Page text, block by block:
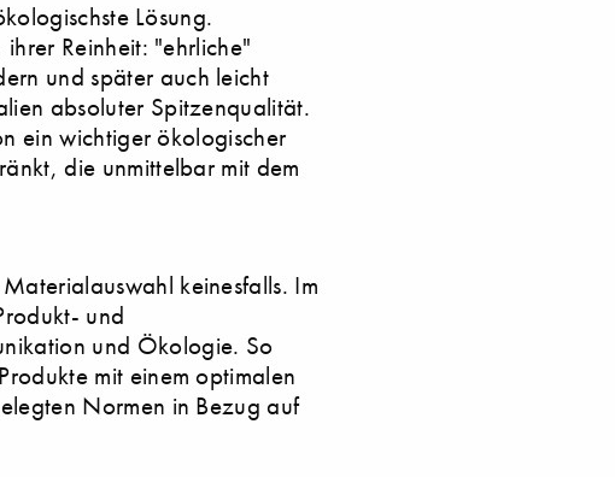
Lösung.
Reinheit: "ehrliche"
und später auch leicht
absoluter Spitzenqualität.
ein wichtiger ökologischer
die unmittelbar mit dem
keinesfalls. Im
und
und Ökologie. So
mit einem optimalen
Normen in Bezug auf